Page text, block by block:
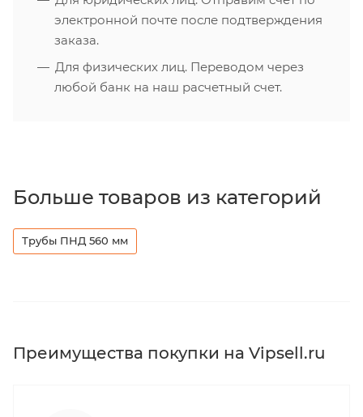
электронной почте после подтверждения
заказа.
Для физических лиц. Переводом через
любой банк на наш расчетный счет.
Больше товаров из категорий
Трубы ПНД 560 мм
Преимущества покупки на Vipsell.ru